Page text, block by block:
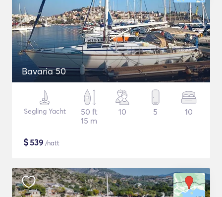
Bavaria 50
Segling Yacht
50 ft
15 m
10 5 10
$539 /natt